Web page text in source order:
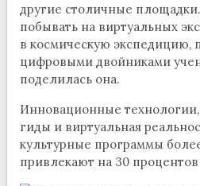
другие столичные
побывать на виртуальных
в космическую экспедицию,
цифровыми двойниками
поделилась она.
Инновационные технологии,
гиды и виртуальная
культурные программы
привлекают на 30